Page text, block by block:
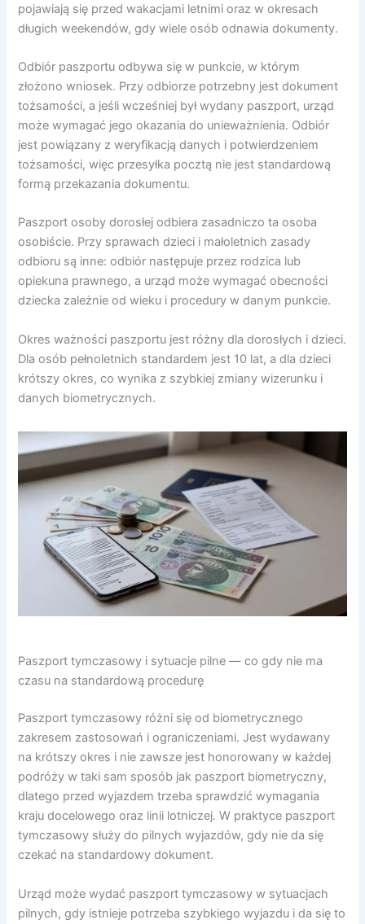
pojawiają się przed wakacjami letnimi oraz w okresach
długich weekendów, gdy wiele osób odnawia dokumenty.
Odbiór paszportu odbywa się w punkcie, w którym
złożono wniosek. Przy odbiorze potrzebny jest dokument
tożsamości, a jeśli wcześniej był wydany paszport, urząd
może wymagać jego okazania do unieważnienia. Odbiór
jest powiązany z weryfikacją danych i potwierdzeniem
tożsamości, więc przesyłka pocztą nie jest standardową
formą przekazania dokumentu.
Paszport osoby dorosłej odbiera zasadniczo ta osoba
osobiście. Przy sprawach dzieci i małoletnich zasady
odbioru są inne: odbiór następuje przez rodzica lub
opiekuna prawnego, a urząd może wymagać obecności
dziecka zależnie od wieku i procedury w danym punkcie.
Okres ważności paszportu jest różny dla dorosłych i dzieci.
Dla osób pełnoletnich standardem jest 10 lat, a dla dzieci
krótszy okres, co wynika z szybkiej zmiany wizerunku i
danych biometrycznych.
Paszport tymczasowy i sytuacje pilne — co gdy nie ma
czasu na standardową procedurę
Paszport tymczasowy różni się od biometrycznego
zakresem zastosowań i ograniczeniami. Jest wydawany
na krótszy okres i nie zawsze jest honorowany w każdej
podróży w taki sam sposób jak paszport biometryczny,
dlatego przed wyjazdem trzeba sprawdzić wymagania
kraju docelowego oraz linii lotniczej. W praktyce paszport
tymczasowy służy do pilnych wyjazdów, gdy nie da się
czekać na standardowy dokument.
Urząd może wydać paszport tymczasowy w sytuacjach
pilnych, gdy istnieje potrzeba szybkiego wyjazdu i da się to